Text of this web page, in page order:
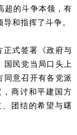
超的斗争本领，有
和指挥了斗争。
式签署《政府与
国民党当局口头上
同意召开有各党派
商讨和平建国方
团结的希望与曙